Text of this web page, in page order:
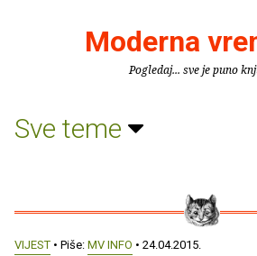
Moderna
Pogledaj... sve je puno
Sve teme
VIJEST • Piše: MV INFO • 24.04.2015.